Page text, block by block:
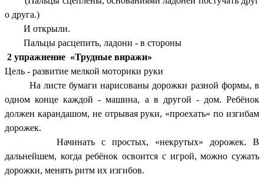
о друга.)
И открыли.
Пальцы расцепить, ладони - в стороны
2 упражнение «Трудные виражи»
Цель - развитие мелкой моторики руки
На листе бумаги нарисованы дорожки разной формы, в
одном конце каждой - машина, а в другой - дом. Ребёнок
должен карандашом, не отрывая руки, «проехать» по изгибам
дорожек.
Начинать с простых, «некрутых» дорожек. В
дальнейшем, когда ребёнок освоится с игрой, можно сужать
дорожки, менять ритм их изгибов.